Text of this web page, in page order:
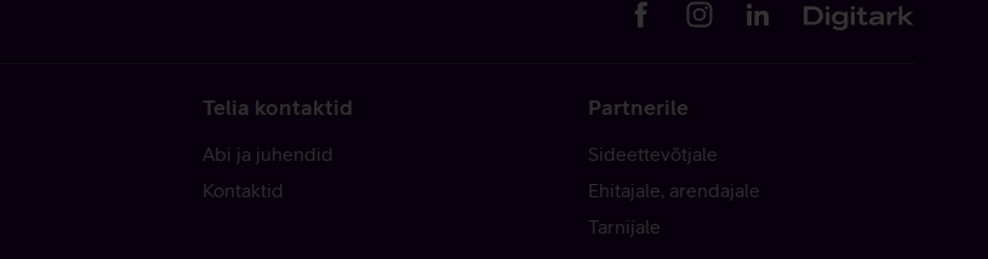
Telia kontaktid
Abi ja juhendid
Kontaktid
Partnerile
Sideettevõtjale
Ehitajale, arendajale
Tarnijale